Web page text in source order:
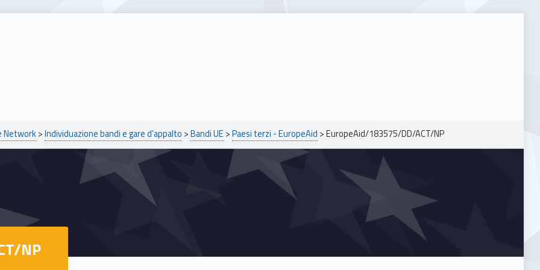
Network>Individuazione bandi e gare d’appalto >Bandi UE >Paesi terzi - EuropeAid >EuropeAid/183575/DD/ACT/NP
NP